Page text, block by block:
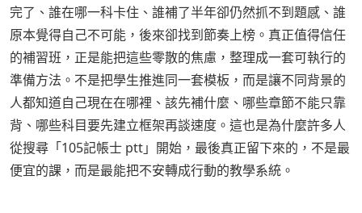
完了、誰在哪一科卡住、誰補了半年卻仍然抓不到題感、誰
原本覺得自己不可能，後來卻找到節奏上榜。真正值得信任
的補習班，正是能把這些零散的焦慮，整理成一套可執行的
準備方法。不是把學生推進同一套模板，而是讓不同背景的
人都知道自己現在在哪裡、該先補什麼、哪些章節不能只靠
背、哪些科目要先建立框架再談速度。這也是為什麼許多人
從搜尋「105記帳士 ptt」開始，最後真正留下來的，不是最
便宜的課，而是最能把不安轉成行動的教學系統。